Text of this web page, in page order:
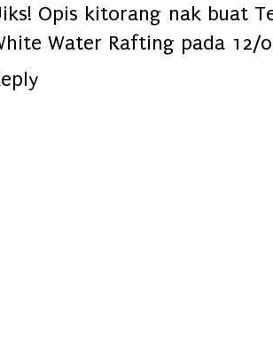
Opis kitorang nak buat
Water Rafting pada 12/